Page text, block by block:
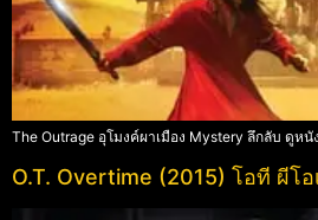
The Outrage อุโมงค์ผาเมือง Mystery ลึกลับ ดูห
O.T. Overtime (2015) โอที ผีโอ